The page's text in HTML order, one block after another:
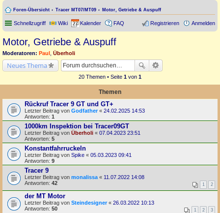
Foren-Übersicht Tracer MT07/MT09 Motor, Getriebe & Auspuff
Schnellzugriff Wiki Kalender FAQ Anmelden
Registrieren
Motor, Getriebe & Auspuff
Moderatoren: Paul Überholi
Neues Thema
20 Themen • Seite 1 von 1
Themen
Rückruf Tracer 9 GT und GT+
Letzter Beitrag von Godfather« 24.02.2025 14:53
Antworten: 1
1000km Inspektion bei Tracer09GT
Letzter Beitrag von Überholi « 07.04.2023 23:51
Antworten: 5
Konstantfahrruckeln
Letzter Beitrag von Spike « 05.03.2023 09:41
Antworten: 9
Tracer 9
Letzter Beitrag von monalissa « 11.07.2022 14:08
Antworten: 42 1 2
der MT Motor
Letzter Beitrag von Steindesigner« 26.03.2022 10:13
Antworten: 50 1 2 3